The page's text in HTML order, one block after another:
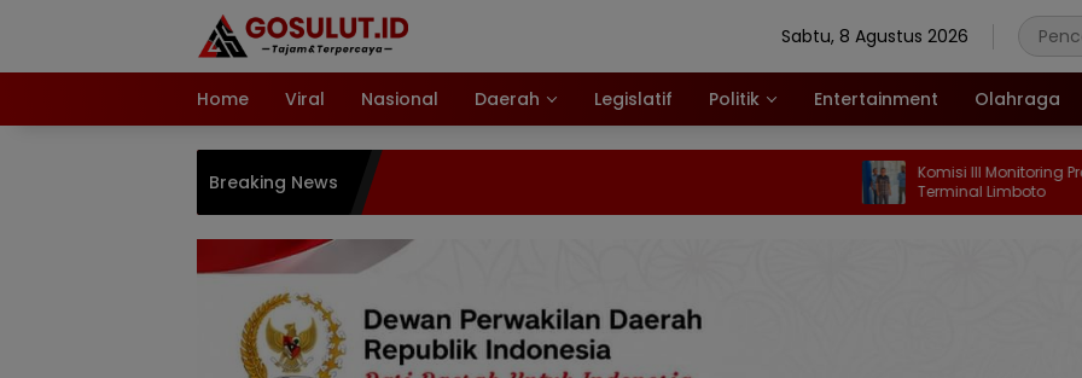
Sabtu, 8 Agustus 2026
Home Viral Nasional Daerah Legislatif Politik Entertainment Olahraga
Breaking News
Komisi III Monitoring Progres
Terminal Limboto